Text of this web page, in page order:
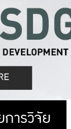
มหาวิทยาลัย
ารวิจัย